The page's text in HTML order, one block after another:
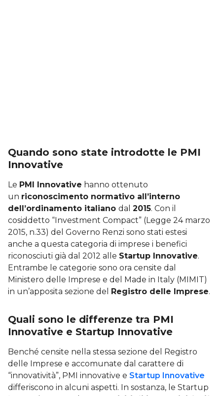
Quando sono state introdotte le PMI
Innovative
Le PMI Innovative hanno ottenuto
un riconoscimento normativo all’interno
dell’ordinamento italiano dal 2015. Con il
cosiddetto “Investment Compact” (Legge 24 marzo
2015, n.33) del Governo Renzi sono stati estesi
anche a questa categoria di imprese i benefici
riconosciuti già dal 2012 alle Startup Innovative.
Entrambe le categorie sono ora censite dal
Ministero delle Imprese e del Made in Italy (MIMIT)
in un’apposita sezione del Registro delle Imprese.
Quali sono le differenze tra PMI
Innovative e Startup Innovative
Benché censite nella stessa sezione del Registro
delle Imprese e accomunate dal carattere di
“innovatività”, PMI innovative e Startup Innovative
differiscono in alcuni aspetti. In sostanza, le Startup